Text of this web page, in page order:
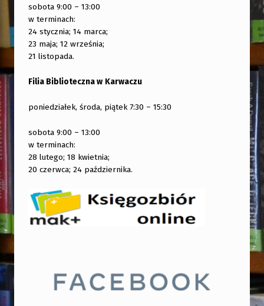
sobota 9:00 – 13:00
w terminach:
24 stycznia; 14 marca;
23 maja; 12 września;
21 listopada.
Filia Biblioteczna w Karwaczu
poniedziałek, środa, piątek 7:30 – 15:30
sobota 9:00 – 13:00
w terminach:
28 lutego; 18 kwietnia;
20 czerwca; 24 października.